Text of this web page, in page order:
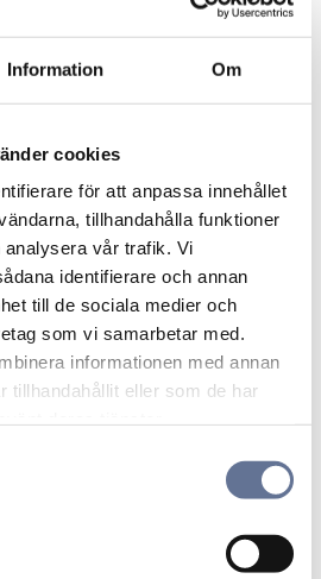
Information Om
cookies
för att anpassa innehållet
tillhandahålla funktioner
vår trafik. Vi
identifierare och annan
till de sociala medier och
som vi samarbetar med.
informationen med annan
tillhandahållit eller som de har
för att sätta ditt betyg
kategori
Lägg till i favoriter Lägg